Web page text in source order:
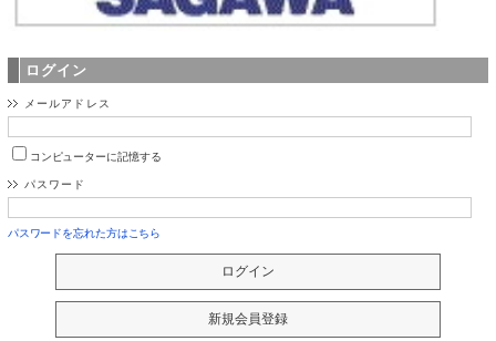
ログイン
メールアドレス
コンピューターに記憶する
パスワード
パスワードを忘れた方はこちら